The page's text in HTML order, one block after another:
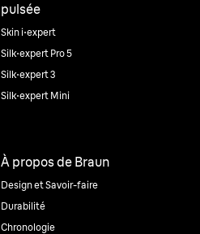
pulsée
Skin i·expert
Silk·expert Pro 5
Silk·expert 3
Silk·expert Mini
À propos de Braun
Design et Savoir-faire
Durabilité
Chronologie